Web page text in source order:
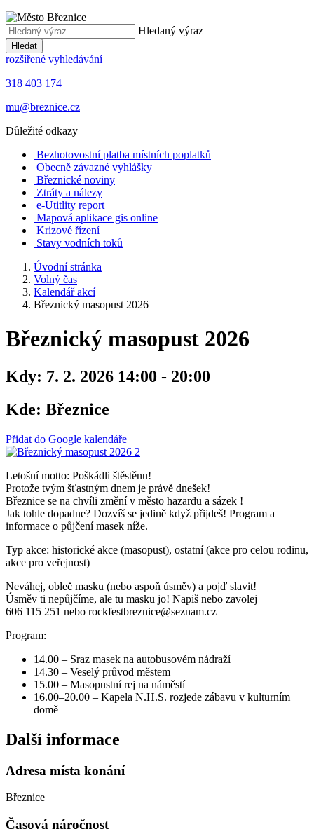
Hledaný výraz
Hledat
rozšířené vyhledávání
318 403 174
mu@breznice.cz
Důležité odkazy
Bezhotovostní platba místních poplatků
Obecně závazné vyhlášky
Březnické noviny
Ztráty a nálezy
e-Utitlity report
Mapová aplikace gis online
Krizové řízení
Stavy vodních toků
Úvodní stránka
Volný čas
Kalendář akcí
Březnický masopust 2026
Březnický masopust 2026
Kdy: 7. 2. 2026 14:00 - 20:00
Kde: Březnice
Přidat do Google kalendáře
Letošní motto: Poškádli štěstěnu!
Protože tvým šťastným dnem je právě dnešek!
Březnice se na chvíli změní v město hazardu a sázek !
Jak tohle dopadne? Dozvíš se jedině když přijdeš! Program a
informace o půjčení masek níže.
Typ akce: historické akce (masopust), ostatní (akce pro celou rodinu,
akce pro veřejnost)
Neváhej, obleč masku (nebo aspoň úsměv) a pojď slavit!
Úsměv ti nepůjčíme, ale tu masku jo! Napiš nebo zavolej
606 115 251 nebo rockfestbreznice@seznam.cz
Program:
14.00 – Sraz masek na autobusovém nádraží
14.30 – Veselý průvod městem
15.00 – Masopustní rej na náměstí
16.00–20.00 – Kapela N.H.S. rozjede zábavu v kulturním
domě
Další informace
Adresa místa konání
Březnice
Časová náročnost